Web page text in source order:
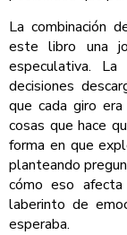
La combinación
este libro una
especulativa.
decisiones
que cada giro
cosas que hace
forma en que
planteando
cómo eso
laberinto de
esperaba.